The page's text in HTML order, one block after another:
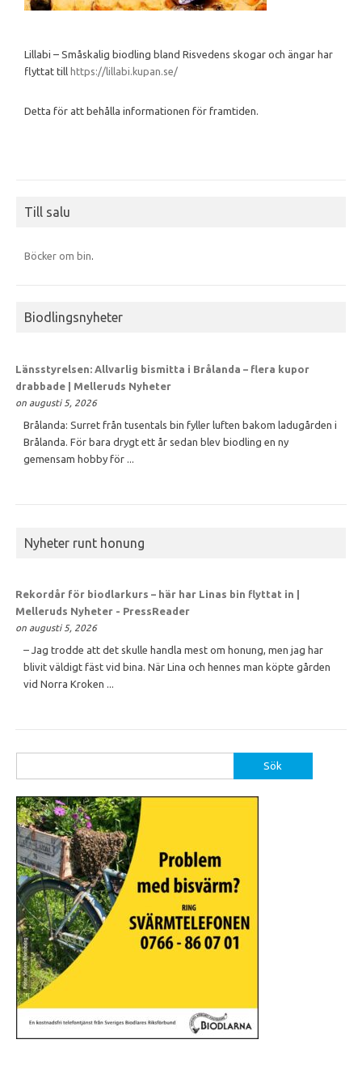
Lillabi – Småskalig biodling bland Risvedens skogar och ängar har
flyttat till https://lillabi.kupan.se/
Detta för att behålla informationen för framtiden.
Till salu
Böcker om bin.
Biodlingsnyheter
Länsstyrelsen: Allvarlig bismitta i Brålanda – flera kupor
drabbade | Melleruds Nyheter
on augusti 5, 2026
Brålanda: Surret från tusentals bin fyller luften bakom ladugården i
Brålanda. För bara drygt ett år sedan blev biodling en ny
gemensam hobby för ...
Nyheter runt honung
Rekordår för biodlarkurs – här har Linas bin flyttat in |
Melleruds Nyheter - PressReader
on augusti 5, 2026
– Jag trodde att det skulle handla mest om honung, men jag har
blivit väldigt fäst vid bina. När Lina och hennes man köpte gården
vid Norra Kroken ...
efter: